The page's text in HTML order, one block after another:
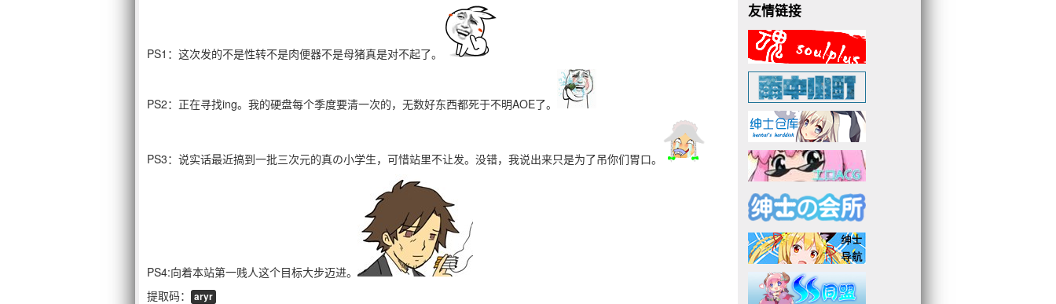
PS1：这次发的不是性转不是肉便器不是母猪真是对不起了。
PS2：正在寻找ing。我的硬盘每个季度要清一次的，无数好东西都死于不明AOE了。
PS3：说实话最近搞到一批三次元的真の小学生，可惜站里不让发。没错，我说出来只是为了吊你们胃口。
PS4:向着本站第一贱人这个目标大步迈进。
提取码：
aryr
友情链接